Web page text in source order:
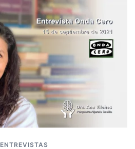
ENTREVISTAS